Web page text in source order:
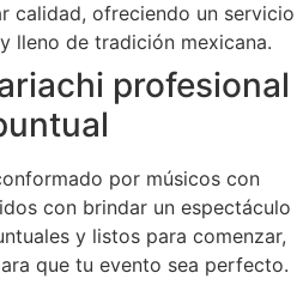
calidad, ofreciendo un servicio
lleno de tradición mexicana.
profesional
por músicos con
con brindar un espectáculo
y listos para comenzar,
que tu evento sea perfecto.